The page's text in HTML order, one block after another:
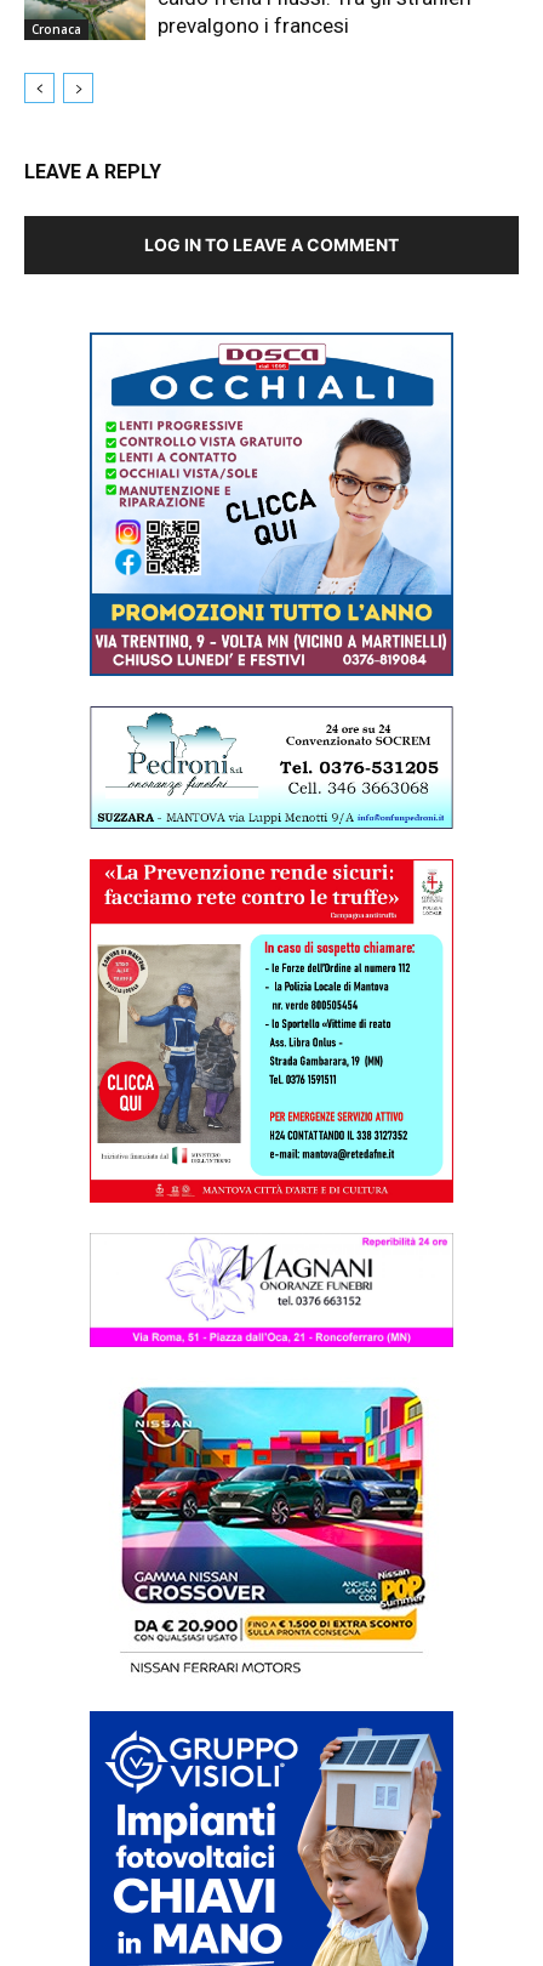
Cronaca
prevalgono i francesi
LEAVE A REPLY
LOG IN TO LEAVE A COMMENT